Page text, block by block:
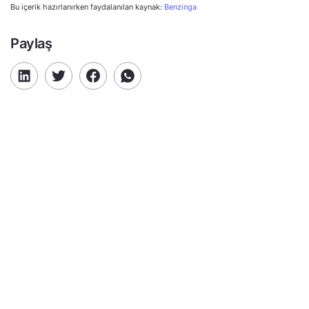
Bu içerik hazırlanırken faydalanılan kaynak: Benzinga
Paylaş